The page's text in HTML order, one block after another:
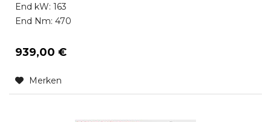
End kW: 163
End Nm: 470
939,00 €
Merken